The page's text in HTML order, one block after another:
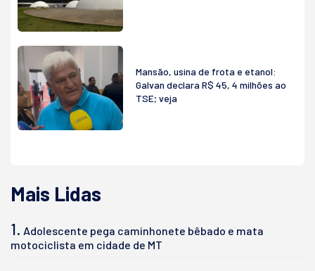
Mansão, usina de frota e etanol:
Galvan declara R$ 45, 4 milhões ao
TSE; veja
Mais Lidas
1. Adolescente pega caminhonete bêbado e mata
motociclista em cidade de MT